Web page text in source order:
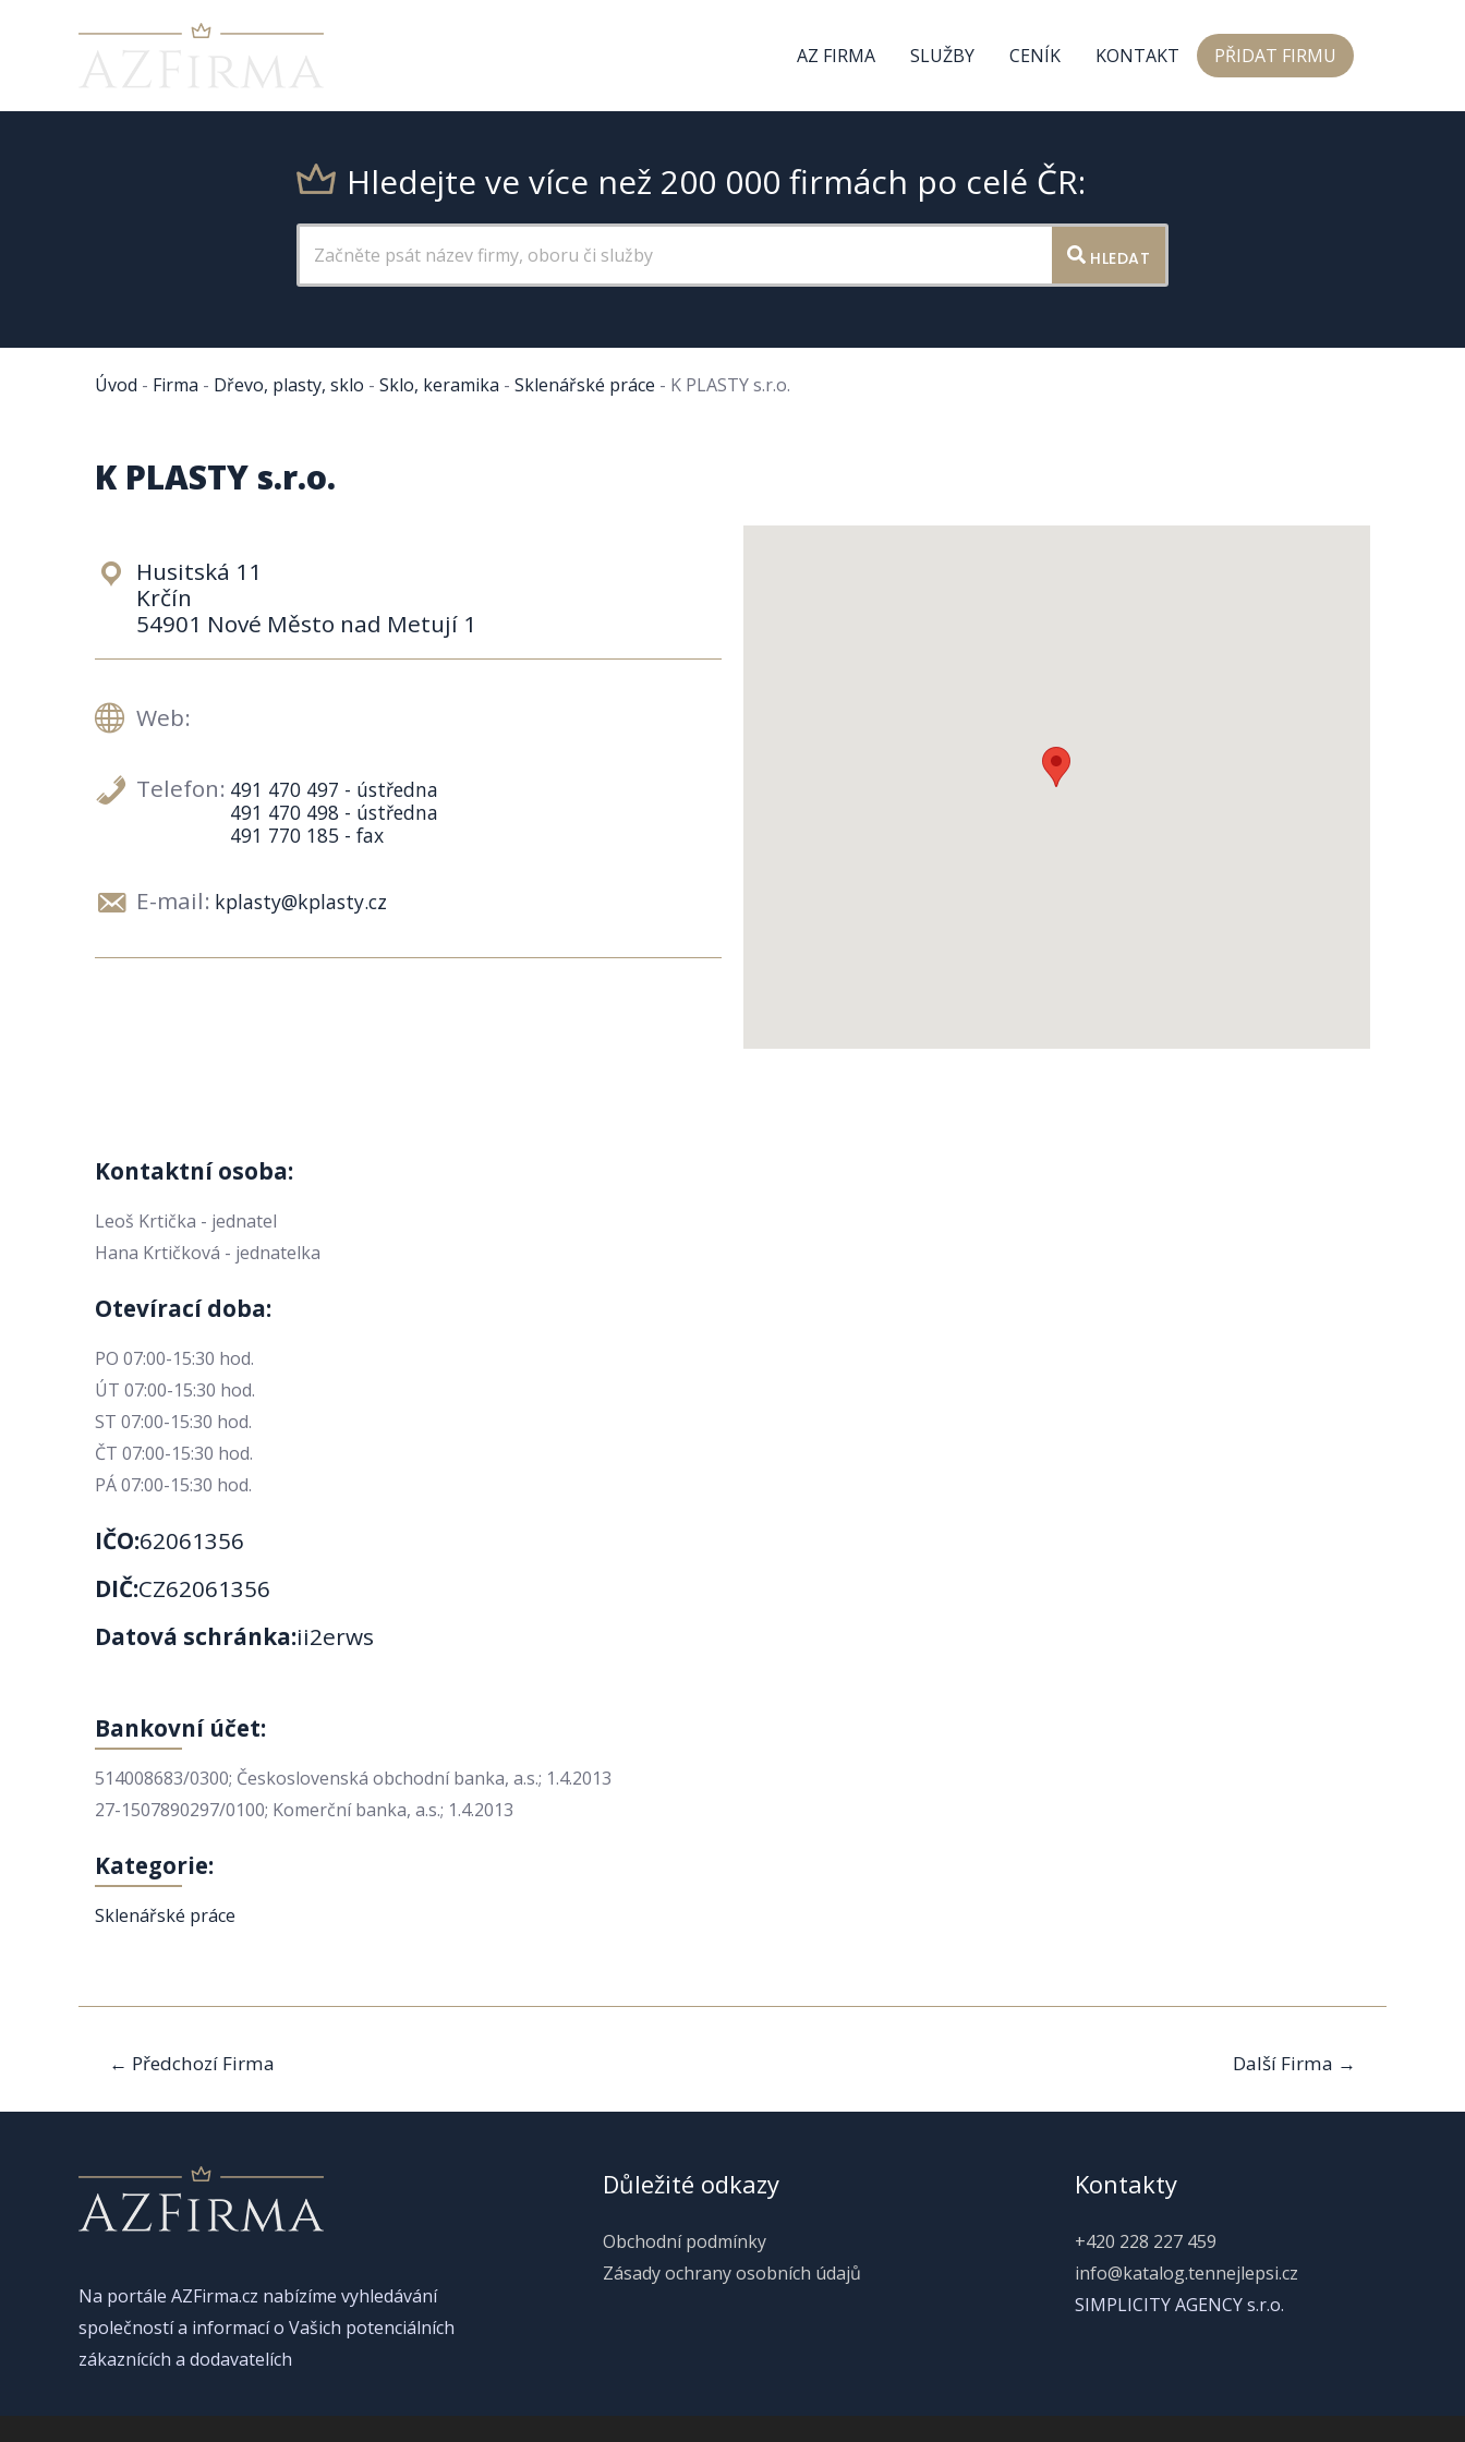
AZ FIRMA SLUŽBY CENÍK KONTAKT PŘIDAT FIRMU
Hledejte ve více než 200 000 firmách po celé ČR:
HLEDAT
Úvod - Firma - Dřevo, plasty, sklo - Sklo, keramika - Sklenářské práce - K PLASTY s.r.o.
K PLASTY s.r.o.
Husitská 11
Krčín
54901 Nové Město nad Metují 1
Web:
Telefon: 491 470 497 - ústředna
491 470 498 - ústředna
491 770 185 - fax
E-mail: kplasty@kplasty.cz
Kontaktní osoba:
Leoš Krtička - jednatel
Hana Krtičková - jednatelka
Otevírací doba:
PO 07:00-15:30 hod.
ÚT 07:00-15:30 hod.
ST 07:00-15:30 hod.
ČT 07:00-15:30 hod.
PÁ 07:00-15:30 hod.
IČO:62061356
DIČ:CZ62061356
Datová schránka:ii2erws
Bankovní účet:
514008683/0300; Československá obchodní banka, a.s.; 1.4.2013
27-1507890297/0100; Komerční banka, a.s.; 1.4.2013
Kategorie:
Sklenářské práce
Navigace
pro
příspěvek
← Předchozí Firma Další Firma →
Na portále AZFirma.cz nabízíme vyhledávání
společností a informací o Vašich potenciálních
zákaznících a dodavatelích
Důležité odkazy
Obchodní podmínky
Zásady ochrany osobních údajů
Kontakty
+420 228 227 459
info@katalog.tennejlepsi.cz
SIMPLICITY AGENCY s.r.o.